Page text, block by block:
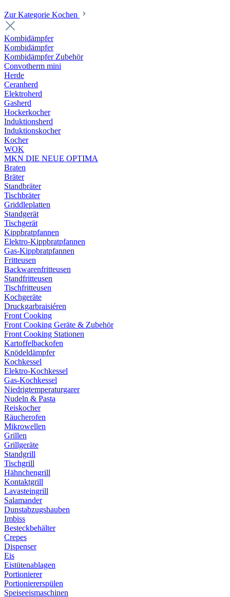
Zur Kategorie Kochen
Kombidämpfer
Kombidämpfer
Kombidämpfer Zubehör
Convotherm mini
Herde
Ceranherd
Elektroherd
Gasherd
Hockerkocher
Induktionsherd
Induktionskocher
Kocher
WOK
MKN DIE NEUE OPTIMA
Braten
Bräter
Standbräter
Tischbräter
Griddleplatten
Standgerät
Tischgerät
Kippbratpfannen
Elektro-Kippbratpfannen
Gas-Kippbratpfannen
Fritteusen
Backwarenfritteusen
Standfritteusen
Tischfritteusen
Kochgeräte
Druckgarbraisiéren
Front Cooking
Front Cooking Geräte & Zubehör
Front Cooking Stationen
Kartoffelbackofen
Knödeldämpfer
Kochkessel
Elektro-Kochkessel
Gas-Kochkessel
Niedrigtemperaturgarer
Nudeln & Pasta
Reiskocher
Räucherofen
Mikrowellen
Grillen
Grillgeräte
Standgrill
Tischgrill
Hähnchengrill
Kontaktgrill
Lavasteingrill
Salamander
Dunstabzugshauben
Imbiss
Besteckbehälter
Crepes
Dispenser
Eis
Eistütenablagen
Portionierer
Portioniererspülen
Speiseeismaschinen